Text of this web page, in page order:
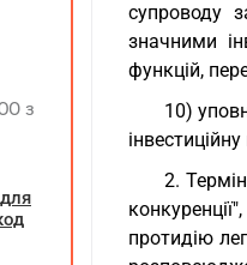
супроводу
значними
функцій,
10)
2.
протидію
з